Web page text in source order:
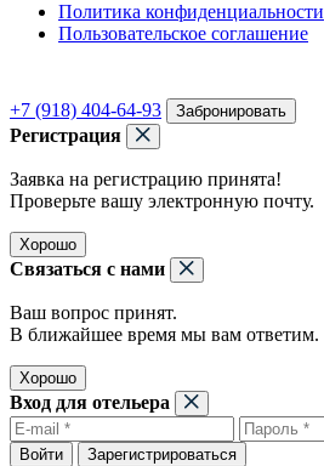
Политика конфиденциальности
Пользовательское соглашение
+7 (918) 404-64-93 Забронировать
Регистрация
Заявка на регистрацию принята!
Проверьте вашу электронную почту.
Хорошо
Связаться с нами
Ваш вопрос принят.
В ближайшее время мы вам ответим.
Хорошо
Вход для отельера
Войти Зарегистрироваться